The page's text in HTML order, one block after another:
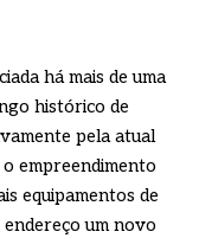
há mais de uma
histórico de
pela atual
empreendimento
equipamentos de
endereço um novo